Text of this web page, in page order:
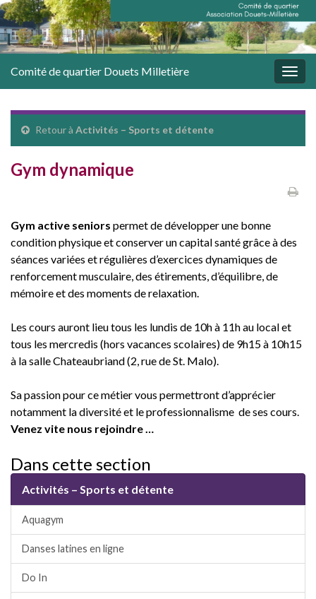
Comité de quartier Douets Milletière
Retour à Activités – Sports et détente
Gym dynamique
Gym active seniors permet de développer une bonne
condition physique et conserver un capital santé grâce à des
séances variées et régulières d’exercices dynamiques de
renforcement musculaire, des étirements, d’équilibre, de
mémoire et des moments de relaxation.
Les cours auront lieu tous les lundis de 10h à 11h au local et
tous les mercredis (hors vacances scolaires) de 9h15 à 10h15
à la salle Chateaubriand (2, rue de St. Malo).
Sa passion pour ce métier vous permettront d’apprécier
notamment la diversité et le professionnalisme de ses cours.
Venez vite nous rejoindre …
Dans cette section
Activités – Sports et détente
Aquagym
Danses latines en ligne
Do In